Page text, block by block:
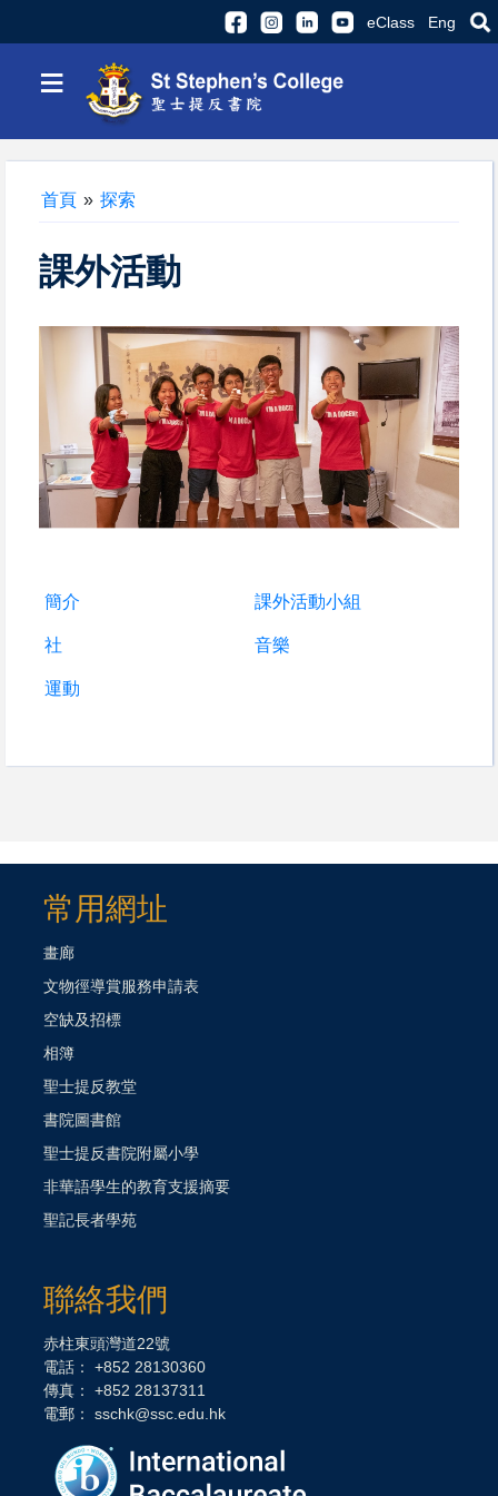
eClass Eng
≡
首頁 » 探索
課外活動
簡介 課外活動小組
社 音樂
運動
常用網址
畫廊
文物徑導賞服務申請表
空缺及招標
相簿
聖士提反教堂
書院圖書館
聖士提反書院附屬小學
非華語學生的教育支援摘要
聖記長者學苑
聯絡我們
赤柱東頭灣道22號
電話： +852 28130360
傳真： +852 28137311
電郵： sschk@ssc.edu.hk